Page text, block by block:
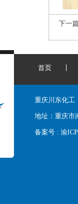
下一
首页
重庆川东化工
地址： 重庆市
备案号 : 渝